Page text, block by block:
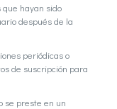
hayan sido
después de la
periódicas o
de suscripción para
se preste en un